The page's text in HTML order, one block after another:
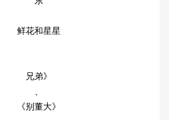
鲜花和星星
兄弟》
《别董大》